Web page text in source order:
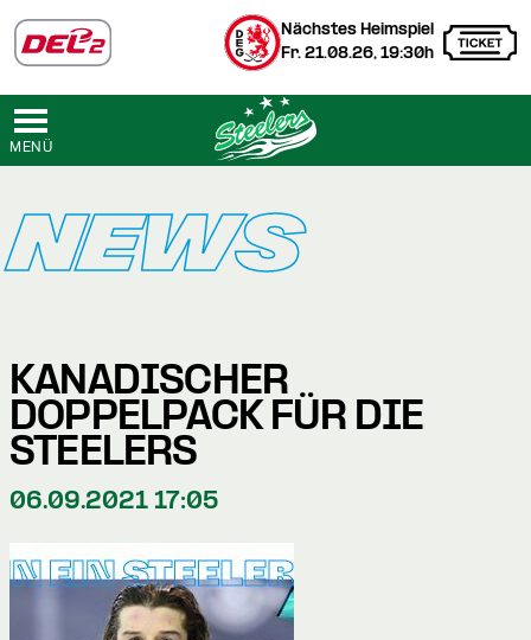
Nächstes Heimspiel
Fr. 21.08.26, 19:30h
MENÜ
NEWS
KANADISCHER
DOPPELPACK FÜR DIE
STEELERS
06.09.2021 17:05